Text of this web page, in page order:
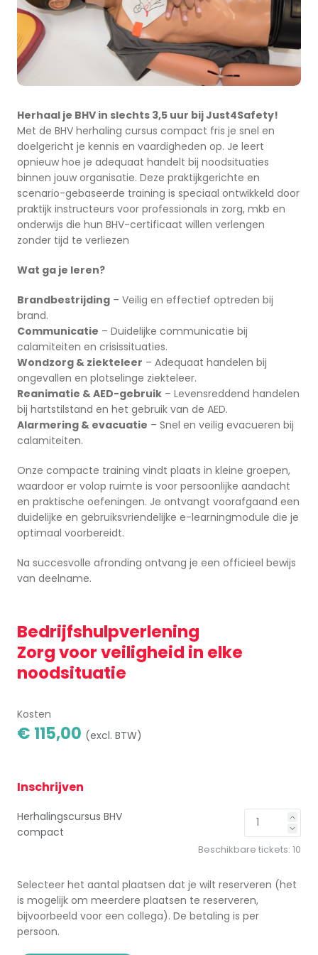
Herhaal je BHV in slechts 3,5 uur bij Just4Safety!
Met de BHV herhaling cursus compact fris je snel en
doelgericht je kennis en vaardigheden op. Je leert
opnieuw hoe je adequaat handelt bij noodsituaties
binnen jouw organisatie. Deze praktijkgerichte en
scenario-gebaseerde training is speciaal ontwikkeld door
praktijk instructeurs voor professionals in zorg, mkb en
onderwijs die hun BHV-certificaat willen verlengen
zonder tijd te verliezen
Wat ga je leren?
Brandbestrijding – Veilig en effectief optreden bij
brand.
Communicatie – Duidelijke communicatie bij
calamiteiten en crisissituaties.
Wondzorg & ziekteleer – Adequaat handelen bij
ongevallen en plotselinge ziekteleer.
Reanimatie & AED-gebruik – Levensreddend handelen
bij hartstilstand en het gebruik van de AED.
Alarmering & evacuatie – Snel en veilig evacueren bij
calamiteiten.
Onze compacte training vindt plaats in kleine groepen,
waardoor er volop ruimte is voor persoonlijke aandacht
en praktische oefeningen. Je ontvangt voorafgaand een
duidelijke en gebruiksvriendelijke e-learningmodule die je
optimaal voorbereidt.
Na succesvolle afronding ontvang je een officieel bewijs
van deelname.
Bedrijfshulpverlening
Zorg voor veiligheid in elke
noodsituatie
Kosten
€ 115,00 (excl. BTW)
Inschrijven
Herhalingscursus BHV
compact
Beschikbare tickets: 10
Selecteer het aantal plaatsen dat je wilt reserveren (het
is mogelijk om meerdere plaatsen te reserveren,
bijvoorbeeld voor een collega). De betaling is per
persoon.